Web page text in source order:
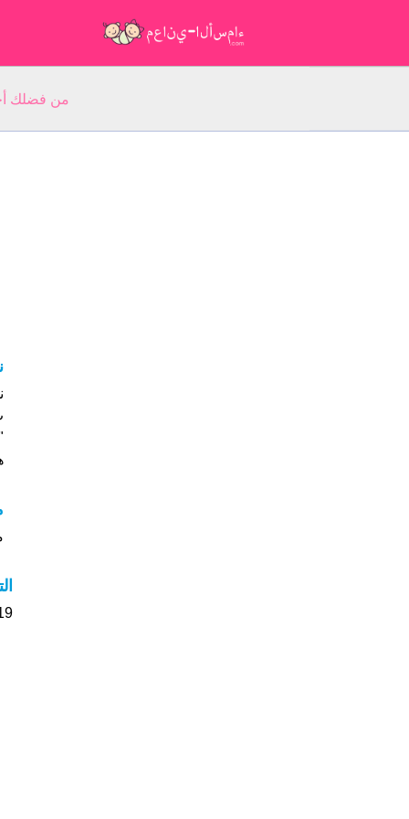
من فضلك أجب عن 5 أسئلة عن
19 الأشخاص بأسم نوال صوت على